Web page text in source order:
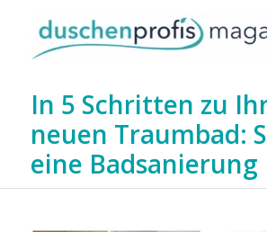
In 5 Schritten zu
neuen Traumbad:
eine Badsanierung